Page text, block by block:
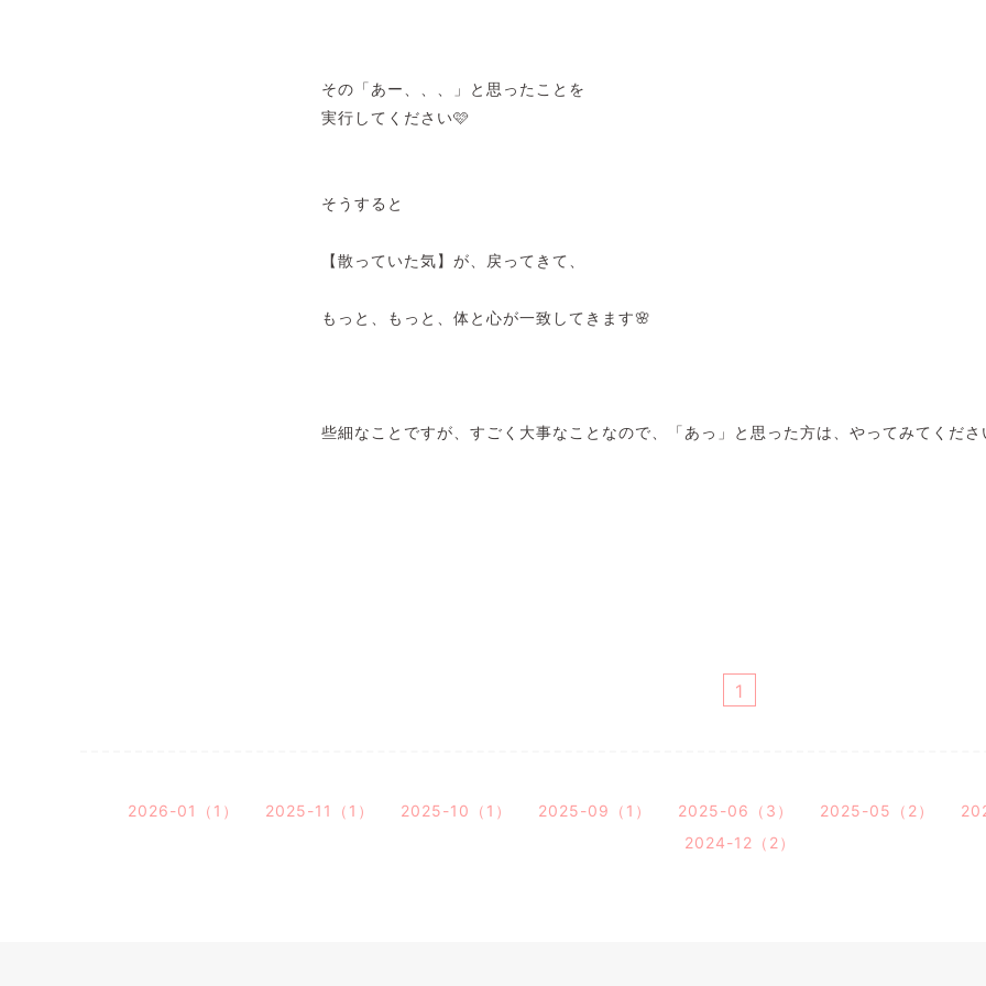
その「あー、、、」と思ったことを
実行してください🩷
そうすると
【散っていた気】が、戻ってきて、
もっと、もっと、体と心が一致してきます🌸
些細なことですが、すごく大事なことなので、「あっ」と思った方は、やってみてくださ
1
2026-01（1） 2025-11（1） 2025-10（1） 2025-09（1） 2025-06（3） 2025-05（2）
2024-12（2）